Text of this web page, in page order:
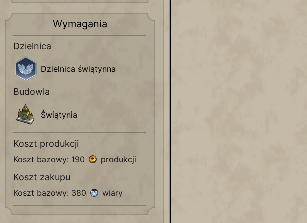
Wymagania
Dzielnica
Dzielnica świątynna
Budowla
Świątynia
Koszt produkcji
Koszt bazowy: 190 produkcji
Koszt zakupu
Koszt bazowy: 380 wiary